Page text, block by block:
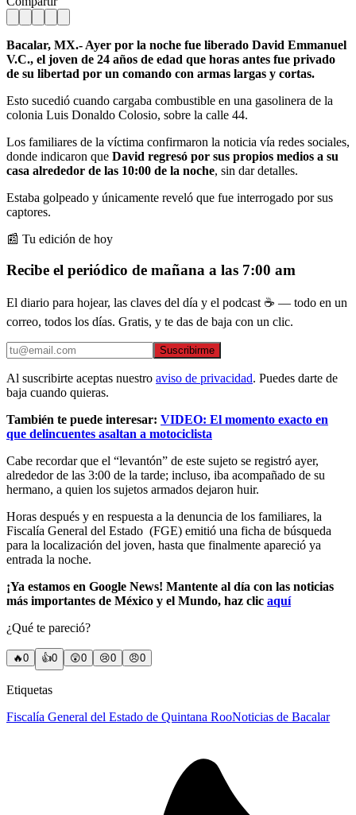
Bacalar, MX.- Ayer por la noche fue liberado David Emmanuel
V.C., el joven de 24 años de edad que horas antes fue privado
de su libertad por un comando con armas largas y cortas.
Esto sucedió cuando cargaba combustible en una gasolinera de la
colonia Luis Donaldo Colosio, sobre la calle 44.
Los familiares de la víctima confirmaron la noticia vía redes sociales,
donde indicaron que David regresó por sus propios medios a su
casa alrededor de las 10:00 de la noche, sin dar detalles.
Estaba golpeado y únicamente reveló que fue interrogado por sus
captores.
📰 Tu edición de hoy
Recibe el periódico de mañana a las 7:00 am
El diario para hojear, las claves del día y el podcast ☕ — todo en un
correo, todos los días. Gratis, y te das de baja con un clic.
Suscribirme
Al suscribirte aceptas nuestro aviso de privacidad. Puedes darte de
baja cuando quieras.
También te puede interesar: VIDEO: El momento exacto en
que delincuentes asaltan a motociclista
Cabe recordar que el “levantón” de este sujeto se registró ayer,
alrededor de las 3:00 de la tarde; incluso, iba acompañado de su
hermano, a quien los sujetos armados dejaron huir.
Horas después y en respuesta a la denuncia de los familiares, la
Fiscalía General del Estado (FGE) emitió una ficha de búsqueda
para la localización del joven, hasta que finalmente apareció ya
entrada la noche.
¡Ya estamos en Google News! Mantente al día con las noticias
más importantes de México y el Mundo, haz clic aquí
¿Qué te pareció?
🔥0 👍0 😲0 😢0 😠0
Etiquetas
Fiscalía General del Estado de Quintana RooNoticias de Bacalar